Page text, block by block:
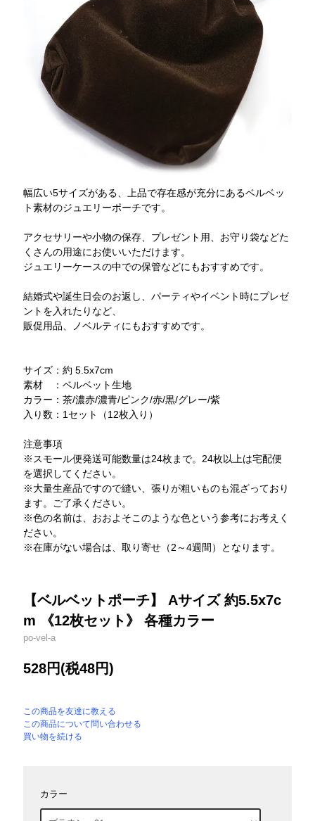
幅広い5サイズがある、上品で存在感が充分にあるベルベッ
ト素材のジュエリーポーチです。
アクセサリーや小物の保存、プレゼント用、お守り袋などた
くさんの用途にお使いいただけます。
ジュエリーケースの中での保管などにもおすすめです。
結婚式や誕生日会のお返し、パーティやイベント時にプレゼ
ントを入れたりなど、
販促用品、ノベルティにもおすすめです。
サイズ：約 5.5x7cm
素材 ：ベルベット生地
カラー：茶/濃赤/濃青/ピンク/赤/黒/グレー/紫
入り数：1セット（12枚入り）
注意事項
※スモール便発送可能数量は24枚まで。24枚以上は宅配便
を選択してください。
※大量生産品ですので縫い、張りが粗いものも混ざっており
ます。ご了承ください。
※色の名前は、おおよそこのような色という参考にお考えく
ださい。
※在庫がない場合は、取り寄せ（2～4週間）となります。
【ベルベットポーチ】 Aサイズ 約5.5x7c
m 《12枚セット》 各種カラー
po-vel-a
528円(税48円)
この商品を友達に教える
この商品について問い合わせる
買い物を続ける
カラー